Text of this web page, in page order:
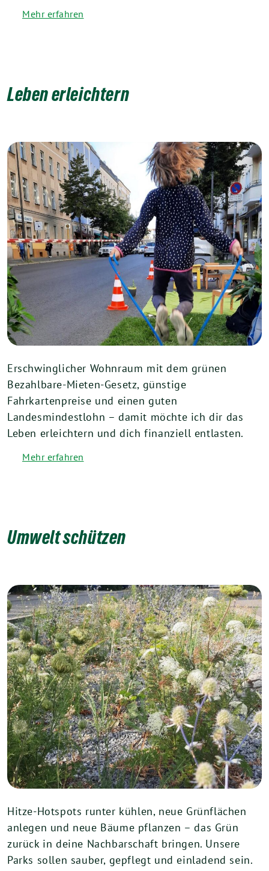
Mehr erfahren
Leben erleichtern
Erschwinglicher Wohnraum mit dem grünen
Bezahlbare-Mieten-Gesetz, günstige
Fahrkartenpreise und einen guten
Landesmindestlohn – damit möchte ich dir das
Leben erleichtern und dich finanziell entlasten.
Mehr erfahren
Umwelt schützen
Hitze-Hotspots runter kühlen, neue Grünflächen
anlegen und neue Bäume pflanzen – das Grün
zurück in deine Nachbarschaft bringen. Unsere
Parks sollen sauber, gepflegt und einladend sein.